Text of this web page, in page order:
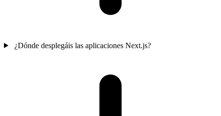
¿Dónde desplegáis las aplicaciones Next.js?